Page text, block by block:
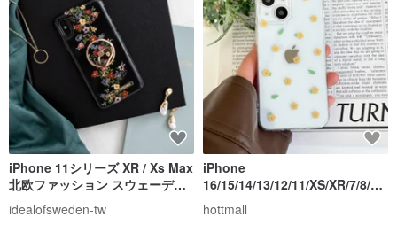
iPhone 11シリーズ XR / Xs Max
北欧ファッション スウェーデン
人気の携帯電話ケース -ブラック
とカラフル
idealofsweden-tw
iPhone
16/15/14/13/12/11/XS/XR/7/8/SE
2/SE3 花柄 透明 携帯ケース
hottmall